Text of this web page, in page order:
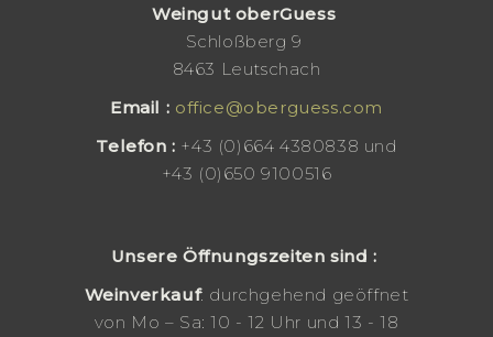
Weingut oberGuess
Schloßberg 9
8463 Leutschach
Email : office@oberguess.com
Telefon : +43 (0)664 4380838 und
+43 (0)650 9100516
Unsere Öffnungszeiten sind :
Weinverkauf: durchgehend geöffnet
von Mo – Sa: 10 - 12 Uhr und 13 - 18